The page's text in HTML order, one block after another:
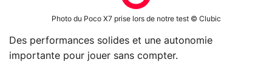
Photo du Poco X7 prise lors de notre test © Clubic
Des performances solides et une autonomie
importante pour jouer sans compter.